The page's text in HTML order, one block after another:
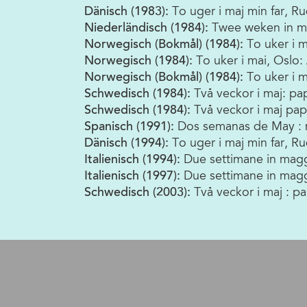
Dänisch (1983): To uger i maj min far,
Niederländisch (1984): Twee weken in
Norwegisch (Bokmål) (1984): To uker i
Norwegisch (1984): To uker i mai,
Norwegisch (Bokmål) (1984): To uker i
Schwedisch (1984): Två veckor i maj:
Schwedisch (1984): Två veckor i maj
Spanisch (1991): Dos semanas de May
Dänisch (1994): To uger i maj min far,
Italienisch (1994): Due settimane in
Italienisch (1997): Due settimane in
Schwedisch (2003): Två veckor i maj :